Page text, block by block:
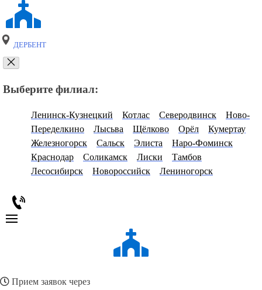
ДЕРБЕНТ
Выберите филиал:
Ленинск-Кузнецкий Котлас Северодвинск
Ново-
Переделкино
Лысьва Щёлково Орёл
Кумертау
Железногорск
Сальск Элиста
Наро-Фоминск
Краснодар
Соликамск Лиски
Тамбов
Лесосибирск
Новороссийск Лениногорск
Прием заявок через